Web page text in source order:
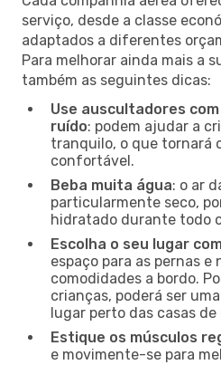
serviço, desde a classe
adaptados a diferentes
Para melhorar ainda mais a
também as seguintes dicas:
Use auscultadores
ruído: podem ajudar a
tranquilo, o que tornará
confortável.
Beba muita água: o ar
particularmente seco,
hidratado durante todo
Escolha o seu lugar
espaço para as pernas e
comodidades a bordo.
crianças, poderá ser
lugar perto das casas de
Estique os músculos
e movimente-se para